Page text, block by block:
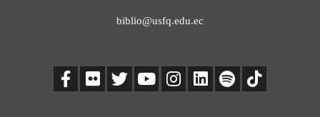
biblio@usfq.edu.ec